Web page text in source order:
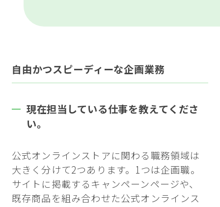
自由かつスピーディーな企画業務
現在担当している仕事を教えてくださ
い。
公式オンラインストアに関わる職務領域は
大きく分けて2つあります。1つは企画職。
サイトに掲載するキャンペーンページや、
既存商品を組み合わせた公式オンラインス